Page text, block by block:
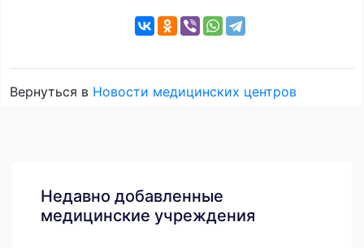
Вернуться в Новости медицинских центров
Недавно добавленные
медицинские учреждения